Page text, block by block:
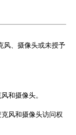
风、摄像头或未授予
和摄像头。
风和摄像头访问权